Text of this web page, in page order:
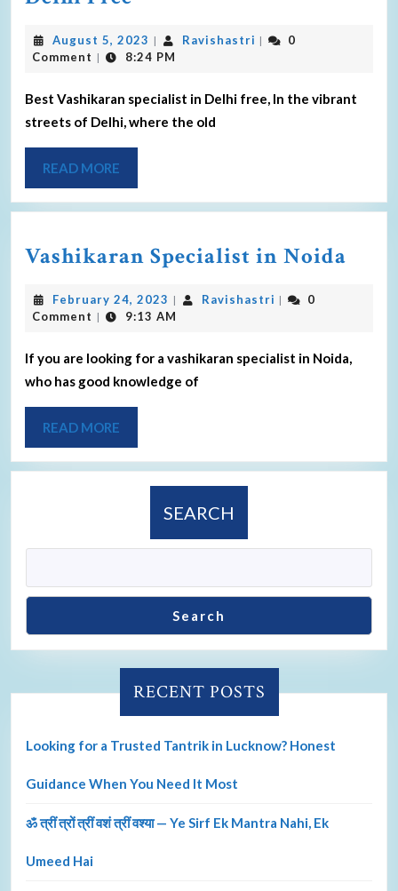
August 5, 2023 | Ravishastri |
0
Comment | 8:24 PM
Best Vashikaran specialist in Delhi free, In the vibrant
streets of Delhi, where the old
READ MORE
Vashikaran Specialist in Noida
February 24, 2023 | Ravishastri |
0
Comment | 9:13 AM
If you are looking for a vashikaran specialist in Noida,
who has good knowledge of
READ MORE
SEARCH
Search
RECENT POSTS
Looking for a Trusted Tantrik in Lucknow? Honest
Guidance When You Need It Most
ॐ त्रीं त्रों त्रीं वशं त्रीं वश्या — Ye Sirf Ek Mantra Nahi, Ek
Umeed Hai